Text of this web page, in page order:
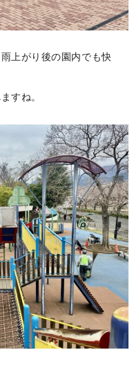
上がり後の園内でも快
すね。